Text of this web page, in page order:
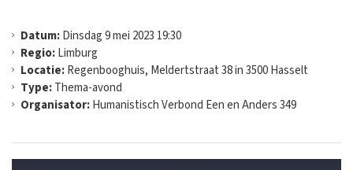
Datum:Dinsdag 9 mei 2023 19:30
Regio:Limburg
Locatie:Regenbooghuis, Meldertstraat 38 in 3500 Hasselt
Type:Thema-avond
Organisator:Humanistisch Verbond Een en Anders 349